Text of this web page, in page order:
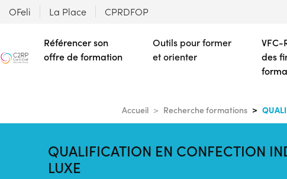
OFeli La Place CPRDFOP
Référencer son
offre de formation
Outils pour former
et orienter
VFC-
des
Accueil Recherche formations
QUALIFICATION EN CONFECTION
LUXE